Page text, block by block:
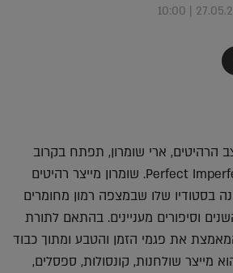
27.05.2019
שתף
ב-
הרהיטים, ארי שומרון, תפתח בקרוב
תחת הכותרת Perfect Imperfections. שומרון מייצר רהיטים
בסטודיו שלו שבמצפה רמון מחומרים
וסיפורים מעניינים. בהתאם לתורת
את פגמי הזמן והטבע ומתוך כבוד
מייצר שולחנות, קונסולות, ספסלים,